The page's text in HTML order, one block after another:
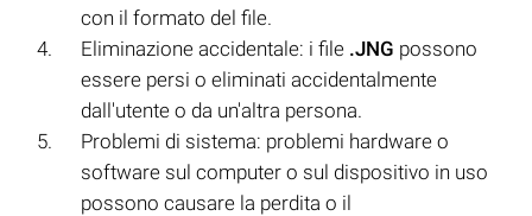
con il formato del file.
Eliminazione accidentale: i file .JNG possono
essere persi o eliminati accidentalmente
dall'utente o da un'altra persona.
Problemi di sistema: problemi hardware o
software sul computer o sul dispositivo in uso
possono causare la perdita o il